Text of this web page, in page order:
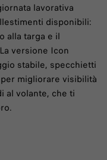
lavorativa
disponibili:
alla targa e il
versione Icon
stabile, specchietti
migliorare visibilità
al volante, che ti